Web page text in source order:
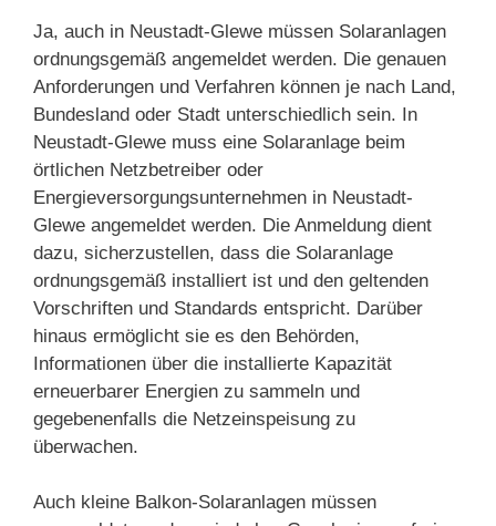
Ja, auch in Neustadt-Glewe müssen Solaranlagen
ordnungsgemäß angemeldet werden. Die genauen
Anforderungen und Verfahren können je nach Land,
Bundesland oder Stadt unterschiedlich sein. In
Neustadt-Glewe muss eine Solaranlage beim
örtlichen Netzbetreiber oder
Energieversorgungsunternehmen in Neustadt-
Glewe angemeldet werden. Die Anmeldung dient
dazu, sicherzustellen, dass die Solaranlage
ordnungsgemäß installiert ist und den geltenden
Vorschriften und Standards entspricht. Darüber
hinaus ermöglicht sie es den Behörden,
Informationen über die installierte Kapazität
erneuerbarer Energien zu sammeln und
gegebenenfalls die Netzeinspeisung zu
überwachen.
Auch kleine Balkon-Solaranlagen müssen